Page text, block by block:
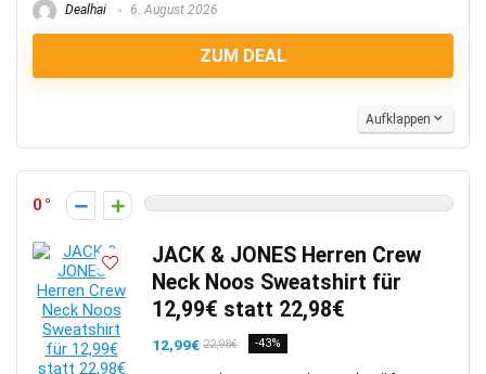
Dealhai 6. August 2026
ZUM DEAL
Aufklappen
0
JACK & JONES Herren Crew
Neck Noos Sweatshirt für
12,99€ statt 22,98€
12,99€ 22,98€ -43%